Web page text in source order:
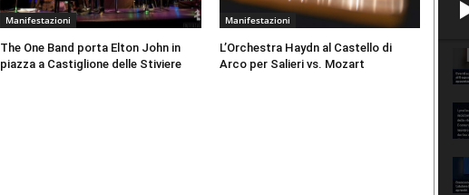
Manifestazioni
The One Band porta Elton John in
piazza a Castiglione delle Stiviere
Manifestazioni
L’Orchestra Haydn al Castello di
Arco per Salieri vs. Mozart